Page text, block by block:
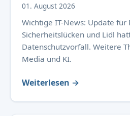
01. August 2026
Wichtige IT-News: Update für
Sicherheitslücken und Lidl
Datenschutzvorfall. Weitere
Media und KI.
Weiterlesen →